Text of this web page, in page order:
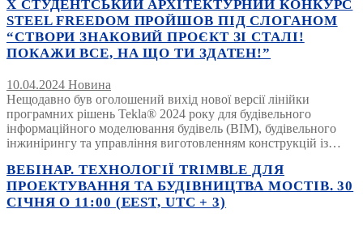
Х СТУДЕНТСЬКИЙ АРХІТЕКТУРНИЙ КОНКУРС
STEEL FREEDOM ПРОЙШОВ ПІД СЛОГАНОМ
“СТВОРИ ЗНАКОВИЙ ПРОЄКТ ЗІ СТАЛІ!
ПОКАЖИ ВСЕ, НА ЩО ТИ ЗДАТЕН!”
10.04.2024 Новина
Нещодавно був оголошений вихід нової версії лінійки
програмних рішень Tekla® 2024 року для будівельного
інформаційного моделювання будівель (BIM), будівельного
інжинірингу та управління виготовленням конструкцій із…
ВЕБІНАР. ТЕХНОЛОГІЇ TRIMBLE ДЛЯ
ПРОЕКТУВАННЯ ТА БУДІВНИЦТВА МОСТІВ. 30
СІЧНЯ О 11:00 (EEST, UTC + 3)